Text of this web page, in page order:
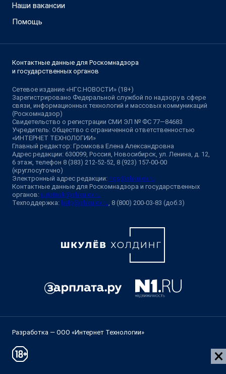
Наши вакансии
Помощь
Контактные данные для Роскомнадзора
и государственных органов
Сетевое издание «НГС.НОВОСТИ» (18+)
Зарегистрировано Федеральной службой по надзору в сфере
связи, информационных технологий и массовых коммуникаций
(Роскомнадзор)
Свидетельство о регистрации СМИ ЭЛ № ФС 77—84683
Учредитель: Общество с ограниченной ответственностью
«ИНТЕРНЕТ ТЕХНОЛОГИИ»
Главный редактор: Громкова Елена Александровна
Адрес редакции: 630099, Россия, Новосибирск, ул. Ленина, д. 12,
6 этаж, телефон 8 (383) 212-52-52, 8 (923) 157-00-00
(круглосуточно)
Электронный адрес редакции: ngs@shkulev.ru
Контактные данные для Роскомнадзора и государственных
органов: juristnsk@shkulev.ru
Техподдержка: help@shkulev.ru , 8 (800) 200-03-83 (доб.3)
Разработка — ООО «Интернет Технологии»